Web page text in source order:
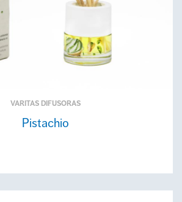
VARITAS DIFUSORAS
Pistachio